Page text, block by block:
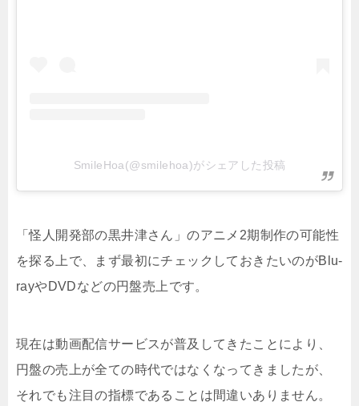
SmileHoa(@smilehoa)がシェアした投稿
「怪人開発部の黒井津さん」のアニメ2期制作の可能性
を探る上で、まず最初にチェックしておきたいのがBlu-
rayやDVDなどの円盤売上です。
現在は動画配信サービスが普及してきたことにより、
円盤の売上が全ての時代ではなくなってきましたが、
それでも注目の指標であることは間違いありません。